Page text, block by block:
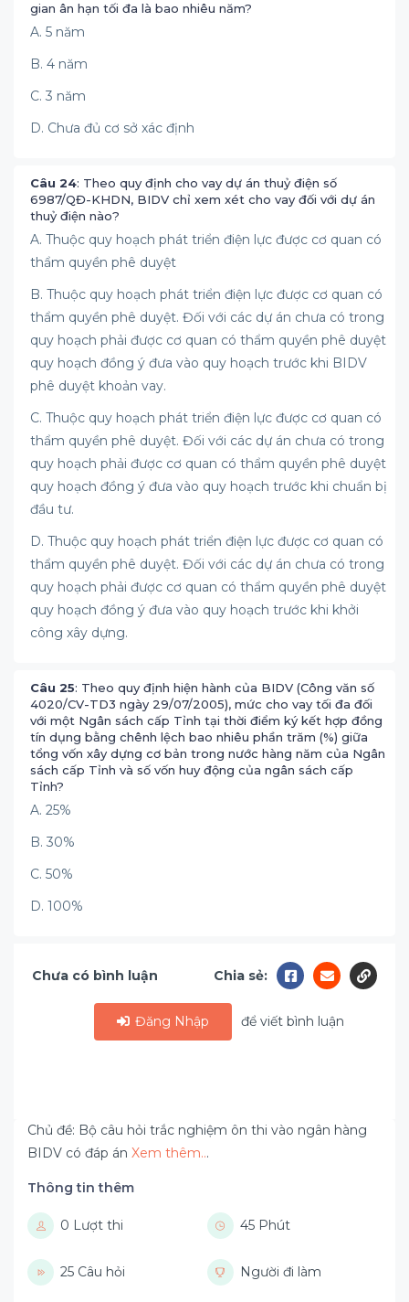
gian ân hạn tối đa là bao nhiêu năm?
A. 5 năm
B. 4 năm
C. 3 năm
D. Chưa đủ cơ sở xác định
Câu 24: Theo quy định cho vay dự án thuỷ điện số
6987/QĐ-KHDN, BIDV chỉ xem xét cho vay đối với dự án
thuỷ điện nào?
A. Thuộc quy hoạch phát triển điện lực được cơ quan có
thẩm quyền phê duyệt
B. Thuộc quy hoạch phát triển điện lực được cơ quan có
thẩm quyền phê duyệt. Đối với các dự án chưa có trong
quy hoạch phải được cơ quan có thẩm quyền phê duyệt
quy hoạch đồng ý đưa vào quy hoạch trước khi BIDV
phê duyệt khoản vay.
C. Thuộc quy hoạch phát triển điện lực được cơ quan có
thẩm quyền phê duyệt. Đối với các dự án chưa có trong
quy hoạch phải được cơ quan có thẩm quyền phê duyệt
quy hoạch đồng ý đưa vào quy hoạch trước khi chuẩn bị
đầu tư.
D. Thuộc quy hoạch phát triển điện lực được cơ quan có
thẩm quyền phê duyệt. Đối với các dự án chưa có trong
quy hoạch phải được cơ quan có thẩm quyền phê duyệt
quy hoạch đồng ý đưa vào quy hoạch trước khi khởi
công xây dựng.
Câu 25: Theo quy định hiện hành của BIDV (Công văn số
4020/CV-TD3 ngày 29/07/2005), mức cho vay tối đa đối
với một Ngân sách cấp Tỉnh tại thời điểm ký kết hợp đồng
tín dụng bằng chênh lệch bao nhiêu phần trăm (%) giữa
tổng vốn xây dựng cơ bản trong nước hàng năm của Ngân
sách cấp Tỉnh và số vốn huy động của ngân sách cấp
Tỉnh?
A. 25%
B. 30%
C. 50%
D. 100%
Chưa có bình luận Chia sẻ:
Đăng Nhập để viết bình luận
Chủ đề: Bộ câu hỏi trắc nghiệm ôn thi vào ngân hàng
BIDV có đáp án Xem thêm...
Thông tin thêm
0 Lượt thi 45 Phút
25 Câu hỏi Người đi làm